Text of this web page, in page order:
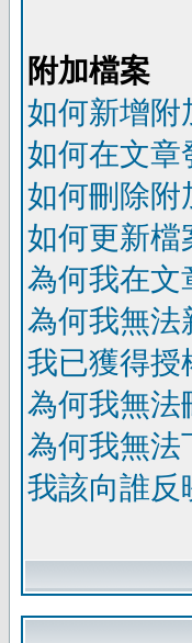
附加檔案
如何新增附
如何在文章
如何刪除附
如何更新檔
為何我在文
為何我無法
我已獲得授
為何我無法
為何我無法
我該向誰反